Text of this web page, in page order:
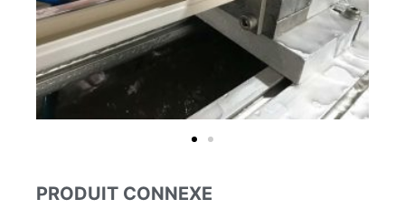
PRODUIT CONNEXE